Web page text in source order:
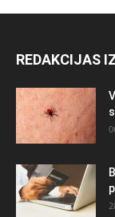
REDAKCIJAS